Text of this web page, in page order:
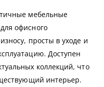
мебельные
офисного
просты в уходе и
Доступен
коллекций, что
интерьер.